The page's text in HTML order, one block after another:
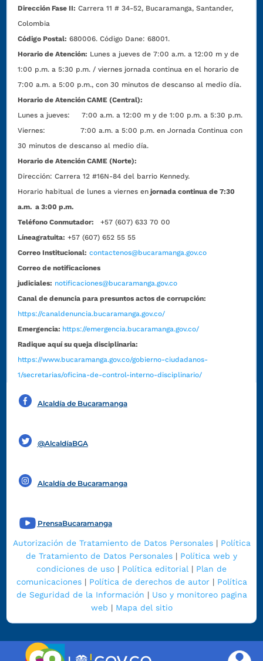
Dirección Fase II: Carrera 11 # 34-52, Bucaramanga, Santander,
Colombia
Código Postal: 680006. Código Dane: 68001.
Horario de Atención: Lunes a jueves de 7:00 a.m. a 12:00 m y de
1:00 p.m. a 5:30 p.m. / viernes jornada continua en el horario de
7:00 a.m. a 5:00 p.m., con 30 minutos de descanso al medio día.
Horario de Atención CAME (Central):
Lunes a jueves: 7:00 a.m. a 12:00 m y de 1:00 p.m. a 5:30 p.m.
Viernes: 7:00 a.m. a 5:00 p.m. en Jornada Continua con
30 minutos de descanso al medio día.
Horario de Atención CAME (Norte):
Dirección:Carrera 12 #16N-84 del barrio Kennedy.
Horario habitual de lunes a viernes en jornada continua de 7:30
a.m. a 3:00 p.m.
Teléfono Conmutador:
+57 (607) 633 70 00
Líneagratuita: +57 (607) 652 55 55
Correo Institucional: contactenos@bucaramanga.gov.co
Correo de notificaciones
judiciales: notificaciones@bucaramanga.gov.co
Canal de denuncia para presuntos actos de corrupción:
https://canaldenuncia.bucaramanga.gov.co/
Emergencia: https://emergencia.bucaramanga.gov.co/
Radique aquí su queja disciplinaria:
https://www.bucaramanga.gov.co/gobierno-ciudadanos-
1/secretarias/oficina-de-control-interno-disciplinario/
Alcaldía de Bucaramanga
@AlcaldíaBGA
Alcaldía de Bucaramanga
PrensaBucaramanga
Autorización de Tratamiento de Datos Personales| Política
de Tratamiento de Datos Personales | Política web y
condiciones de uso | Política editorial | Plan de
comunicaciones| Política de derechos de autor| Política
de Seguridad de la Información | Uso y monitoreo pagina
web | Mapa del sitio